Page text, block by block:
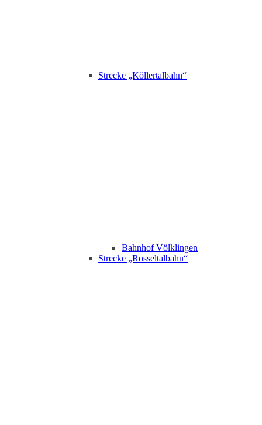
Strecke „Köllertalbahn“
Bahnhof Völklingen
Strecke „Rosseltalbahn“